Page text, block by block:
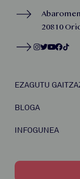
20810
EZAGUTU
BLOGA
INFOGUNEA